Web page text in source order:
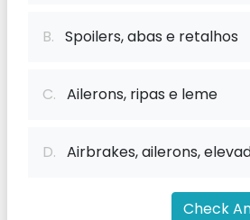
B. Spoilers, abas e retalhos
C. Ailerons, ripas e leme
D. Airbrakes, ailerons,
Check